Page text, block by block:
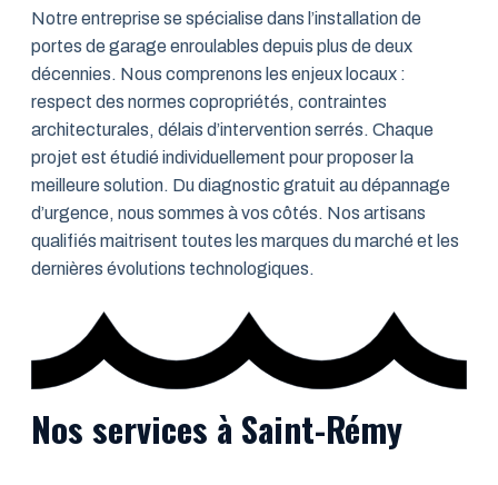
Notre entreprise se spécialise dans l’installation de
portes de garage enroulables depuis plus de deux
décennies. Nous comprenons les enjeux locaux :
respect des normes copropriétés, contraintes
architecturales, délais d’intervention serrés. Chaque
projet est étudié individuellement pour proposer la
meilleure solution. Du diagnostic gratuit au dépannage
d’urgence, nous sommes à vos côtés. Nos artisans
qualifiés maitrisent toutes les marques du marché et les
dernières évolutions technologiques.
Nos services à Saint-Rémy